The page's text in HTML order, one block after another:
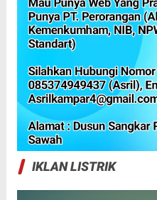
IKLAN LISTRIK